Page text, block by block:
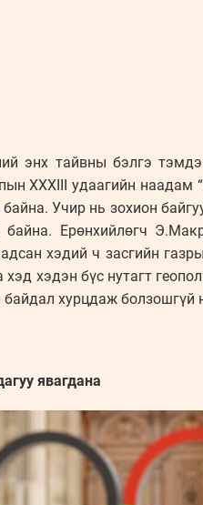
энх тайвны бэлгэ
XXXIII удаагийн наадам
Учир нь зохион
Ерөнхийлөгч
хэдий ч засгийн
хэдэн бүс нутагт
хурцдаж болзошгүй
явагдана